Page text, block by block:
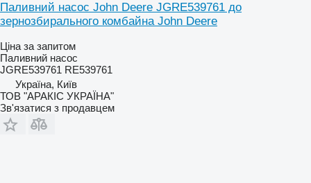
Паливний насос John Deere JGRE539761 до
зернозбирального комбайна John Deere
Ціна за запитом
Паливний насос
JGRE539761 RE539761
Україна, Київ
ТОВ "АРАКІС УКРАЇНА"
Зв'язатися з продавцем